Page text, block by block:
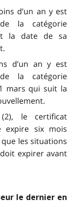
d’un an y est
la catégorie
la date de sa
d’un an y est
la catégorie
mars qui suit la
le certificat
expire six mois
les situations
doit expirer avant
le dernier en